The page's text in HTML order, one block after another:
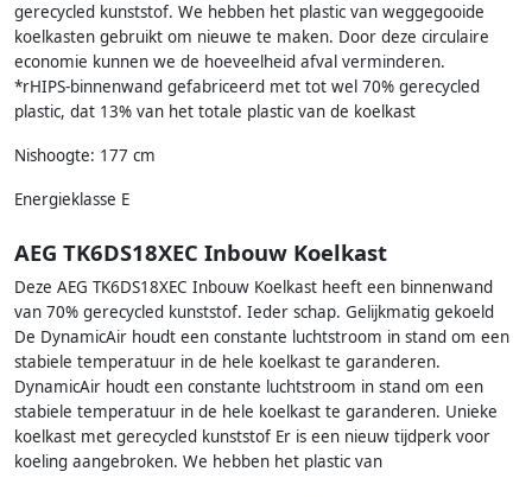
gerecycled kunststof. We hebben het plastic van weggegooide
koelkasten gebruikt om nieuwe te maken. Door deze circulaire
economie kunnen we de hoeveelheid afval verminderen.
*rHIPS-binnenwand gefabriceerd met tot wel 70% gerecycled
plastic, dat 13% van het totale plastic van de koelkast
Nishoogte: 177 cm
Energieklasse E
AEG TK6DS18XEC Inbouw Koelkast
Deze AEG TK6DS18XEC Inbouw Koelkast heeft een binnenwand
van 70% gerecycled kunststof. Ieder schap. Gelijkmatig gekoeld
De DynamicAir houdt een constante luchtstroom in stand om een
stabiele temperatuur in de hele koelkast te garanderen.
DynamicAir houdt een constante luchtstroom in stand om een
stabiele temperatuur in de hele koelkast te garanderen. Unieke
koelkast met gerecycled kunststof Er is een nieuw tijdperk voor
koeling aangebroken. We hebben het plastic van